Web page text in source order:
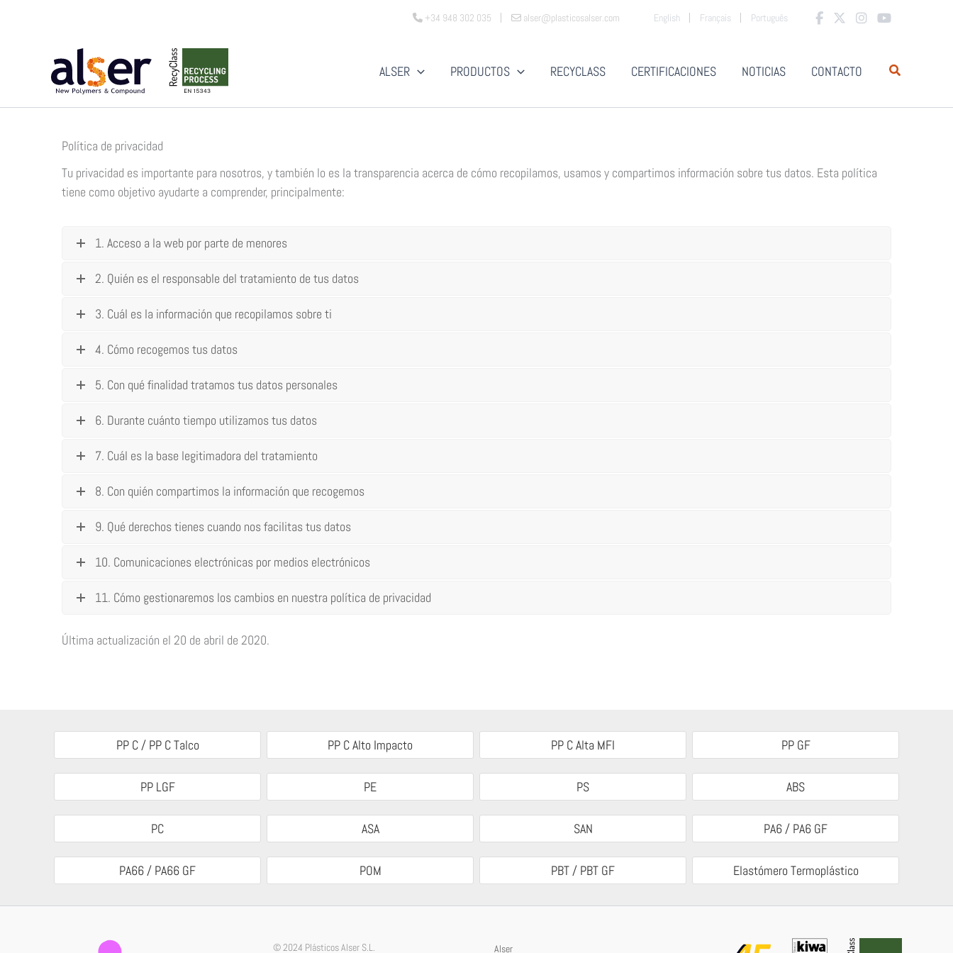
+34 948 302 035 alser@plasticosalser.com English Français Português
ALSER PRODUCTOS RECYCLASS CERTIFICACIONES NOTICIAS CONTACTO
Política de privacidad
Tu privacidad es importante para nosotros, y también lo es la transparencia acerca de cómo recopilamos, usamos y compartimos información sobre tus datos. Esta política
tiene como objetivo ayudarte a comprender, principalmente:
1. Acceso a la web por parte de menores
2. Quién es el responsable del tratamiento de tus datos
3. Cuál es la información que recopilamos sobre ti
4. Cómo recogemos tus datos
5. Con qué finalidad tratamos tus datos personales
6. Durante cuánto tiempo utilizamos tus datos
7. Cuál es la base legitimadora del tratamiento
8. Con quién compartimos la información que recogemos
9. Qué derechos tienes cuando nos facilitas tus datos
10. Comunicaciones electrónicas por medios electrónicos
11. Cómo gestionaremos los cambios en nuestra política de privacidad
Última actualización el 20 de abril de 2020.
PP C / PP C Talco PP C Alto Impacto PP C Alta MFI PP GF
PP LGF PE PS ABS
PC ASA SAN PA6 / PA6 GF
PA66 / PA66 GF POM PBT / PBT GF Elastómero Termoplástico
© 2024 Plásticos Alser S.L. Alser